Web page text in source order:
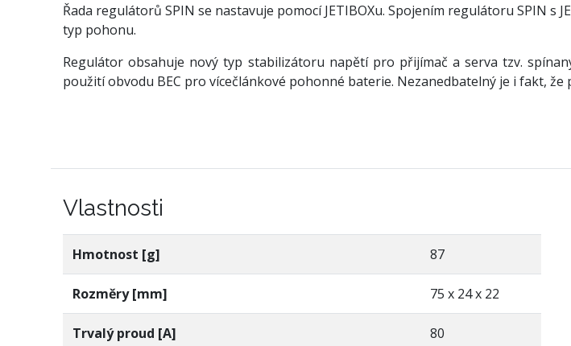
Řada regulátorů SPIN se nastavuje pomocí JETIBOXu. Spojením regulátoru SPIN
typ pohonu.
Regulátor obsahuje nový typ stabilizátoru napětí pro přijímač a serva tzv.
použití obvodu BEC pro vícečlánkové pohonné baterie. Nezanedbatelný je i fakt,
Vlastnosti
Hmotnost [g] 87
Rozměry [mm] 75 x 24 x 22
Trvalý proud [A] 80